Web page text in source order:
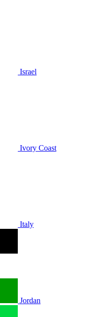
Israel
Ivory Coast
Italy
Jordan